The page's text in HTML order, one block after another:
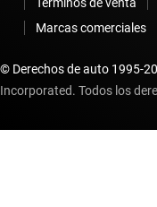
Marcas comerciales
© Derechos de auto 1995-
Incorporated. Todos los